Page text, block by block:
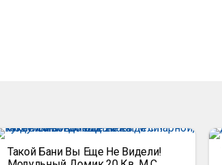
Такой Бани Вы Еще Не Видели!